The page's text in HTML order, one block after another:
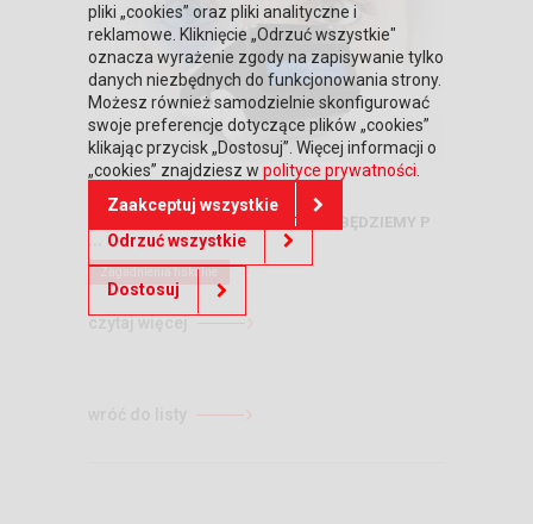
OKIEM, GŁOSEM, KCIUKIEM – JAK BĘDZIEMY P
Zagadnienia fiskalne
czytaj więcej
pliki „cookies” oraz pliki analityczne i
reklamowe. Kliknięcie „Odrzuć wszystkie"
oznacza wyrażenie zgody na zapisywanie tylko
danych niezbędnych do funkcjonowania strony.
Możesz również samodzielnie skonfigurować
swoje preferencje dotyczące plików „cookies”
klikając przycisk „Dostosuj”. Więcej informacji o
„cookies” znajdziesz w polityce prywatności
Zaakceptuj wszystkie
Odrzuć wszystkie
Dostosuj